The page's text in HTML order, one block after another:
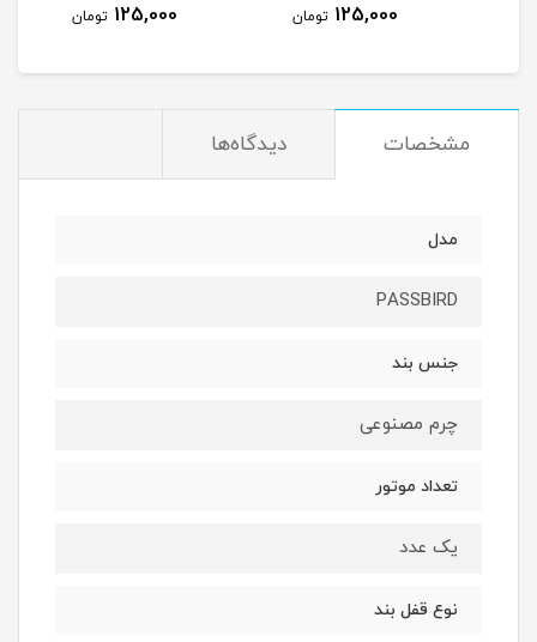
125,000
125,000
مشخصات دیدگاه‌ها
مدل
PASSBIRD
جنس بند
چرم مصنوعی
تعداد موتور
یک عدد
نوع قفل بند